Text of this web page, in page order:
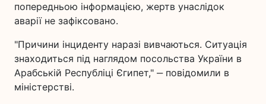
попередньою інформацією, жертв унаслідок
аварії не зафіксовано.
"Причини інциденту наразі вивчаються. Ситуація
знаходиться під наглядом посольства України в
Арабській Республіці Єгипет," ‒ повідомили в
міністерстві.